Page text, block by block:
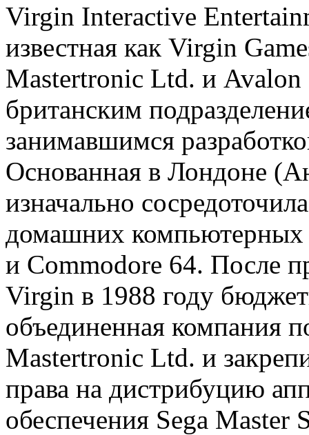
Virgin Interactive
известная как Virgin
Mastertronic Ltd. и Avalon
британским
занимавшимся
Основанная в Лондоне
изначально
домашних компьютерных
и Commodore 64. После
Virgin в 1988 году
объединенная компания
Mastertronic Ltd. и
права на дистрибуцию
обеспечения Sega Master